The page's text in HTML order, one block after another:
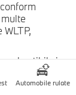
şi
model ale
„Ghidul
Automobile rulate